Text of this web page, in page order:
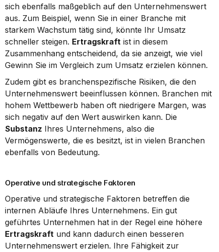
sich ebenfalls maßgeblich auf den Unternehmenswert
aus. Zum Beispiel, wenn Sie in einer Branche mit
starkem Wachstum tätig sind, könnte Ihr Umsatz
schneller steigen. Ertragskraft ist in diesem
Zusammenhang entscheidend, da sie anzeigt, wie viel
Gewinn Sie im Vergleich zum Umsatz erzielen können.
Zudem gibt es branchenspezifische Risiken, die den
Unternehmenswert beeinflussen können. Branchen mit
hohem Wettbewerb haben oft niedrigere Margen, was
Substanz Ihres Unternehmens, also die
Vermögenswerte, die es besitzt, ist in vielen Branchen
ebenfalls von Bedeutung.
Operative und strategische Faktoren
Operative und strategische Faktoren betreffen die
internen Abläufe Ihres Unternehmens. Ein gut
Ertragskraft und kann dadurch einen besseren